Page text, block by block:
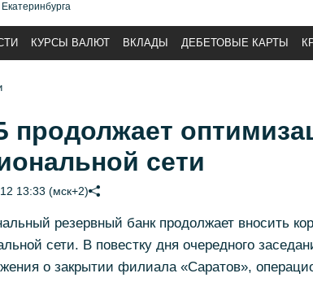
КУРСЫ ВАЛЮТ ВКЛАДЫ ДЕБЕТОВЫЕ КАРТЫ
продолжает
сети
13:33 (мск+2)
резервный банк продолжает вносить
сети. В повестку дня очередного
о закрытии филиала «Саратов»,